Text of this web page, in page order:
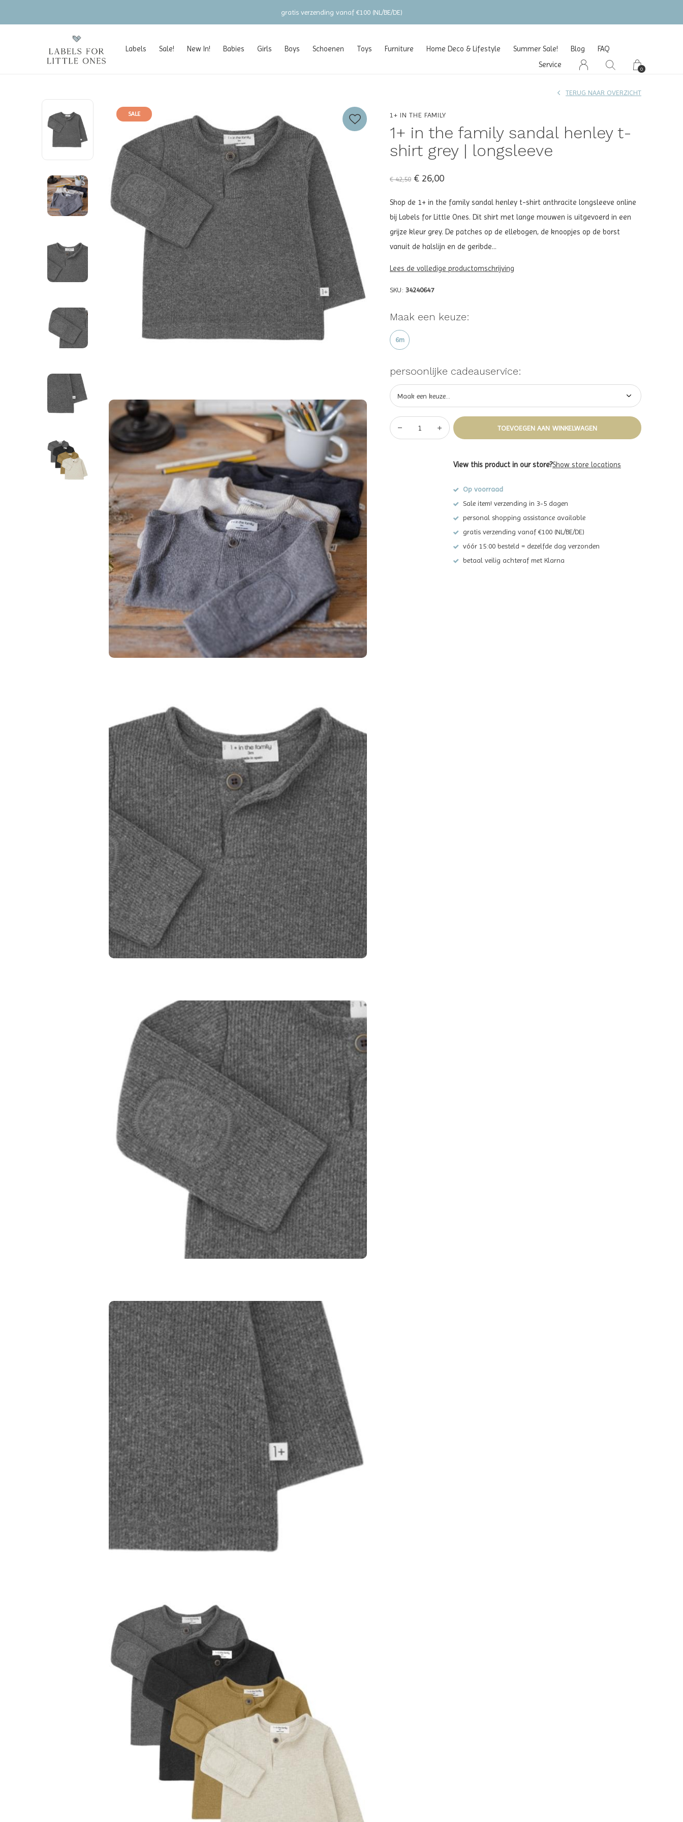
Labels Sale! New In! Babies Girls Boys Schoenen Toys Furniture Home Deco & Lifestyle Summer Sale! Blog
FAQ
Service
0
gratis verzending vanaf €100 (NL/BE/DE)
SALE 1+ IN THE FAMILY
1+ in the family sandal henley t-
shirt grey | longsleeve
TERUG NAAR OVERZICHT
€ 42,50 € 26,00
Shop de 1+ in the family sandal henley t-shirt anthracite longsleeve online
bij Labels for Little Ones. Dit shirt met lange mouwen is uitgevoerd in een
grijze kleur grey. De patches op de ellebogen, de knoopjes op de borst
vanuit de halslijn en de geribde...
Lees de volledige productomschrijving
SKU: 34240647
Maak een keuze:
6m
persoonlijke cadeauservice:
TOEVOEGEN AAN WINKELWAGEN
View this product in our store?Show store locations
Op voorraad
Sale item! verzending in 3-5 dagen
personal shopping assistance available
gratis verzending vanaf €100 (NL/BE/DE)
vóór 15:00 besteld = dezelfde dag verzonden
betaal veilig achteraf met Klarna